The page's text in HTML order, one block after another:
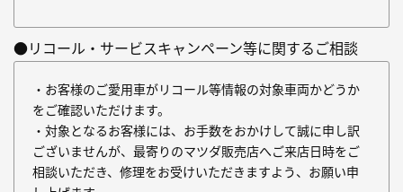
●リコール・サービスキャンペーン等に関するご相談
・お客様のご愛用車がリコール等情報の対象車両かどうか
をご確認いただけます。
・対象となるお客様には、お手数をおかけして誠に申し訳
ございませんが、最寄りのマツダ販売店へご来店日時をご
相談いただき、修理をお受けいただきますよう、お願い申